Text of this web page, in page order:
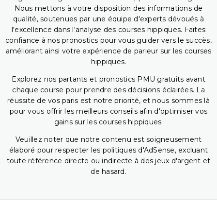
Nous mettons à votre disposition des informations de
qualité, soutenues par une équipe d'experts dévoués à
l'excellence dans l'analyse des courses hippiques. Faites
confiance à nos pronostics pour vous guider vers le succès,
améliorant ainsi votre expérience de parieur sur les courses
hippiques.
Explorez nos partants et pronostics PMU gratuits avant
chaque course pour prendre des décisions éclairées. La
réussite de vos paris est notre priorité, et nous sommes là
pour vous offrir les meilleurs conseils afin d'optimiser vos
gains sur les courses hippiques.
Veuillez noter que notre contenu est soigneusement
élaboré pour respecter les politiques d'AdSense, excluant
toute référence directe ou indirecte à des jeux d'argent et
de hasard.